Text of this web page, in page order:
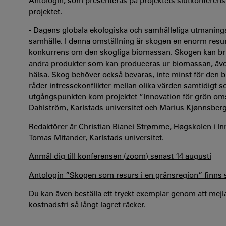
projektet.
- Dagens globala ekologiska och samhälleliga
samhälle. I denna omställning är skogen en enorm
konkurrens om den skogliga biomassan. Skogen kan
andra produkter som kan produceras ur biomassan,
hälsa. Skog behöver också bevaras, inte minst för den
råder intressekonflikter mellan olika värden samtidigt
utgångspunkten kom projektet ”Innovation för grön
Dahlström, Karlstads universitet och Marius
Redaktörer är Christian Bianci Strømme, Høgskolen i
Tomas Mitander, Karlstads universitet.
Anmäl dig till konferensen (zoom) senast 14 augusti
Antologin ”Skogen som resurs i en gränsregion” finns
Du kan även beställa ett tryckt exemplar genom att
kostnadsfri så långt lagret räcker.